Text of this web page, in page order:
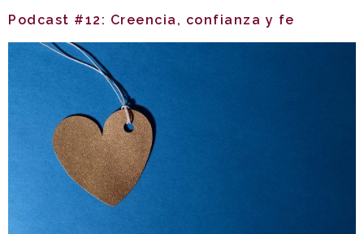
Podcast #12: Creencia, confianza y fe